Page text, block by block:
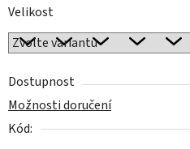
Velikost
Dostupnost
Možnosti doručení
Kód: